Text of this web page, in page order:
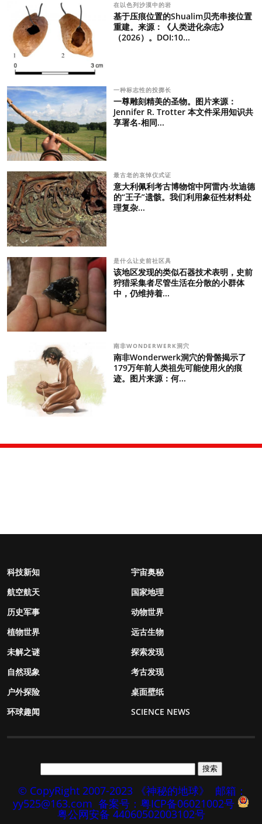
在以色列沙漠中的岩
基于压痕位置的Shualim贝壳串接位置
重建。来源：《人类进化杂志》
（2026）。DOI:10...
一种标志性的投掷长
一尊雕刻精美的圣物。图片来源：
Jennifer R. Trotter 本文件采用知识共
享署名-相同...
最古老的哀悼仪式证
意大利佩利考古博物馆中阿雷内·坎迪德
的“王子”遗骸。我们利用象征性材料处
理复杂...
是什么让史前社区具
该地区发现的类似石器技术表明，史前
狩猎采集者尽管生活在分散的小群体
中，仍维持着...
南非WONDERWERK洞穴
南非Wonderwerk洞穴的骨骼揭示了
179万年前人类祖先可能使用火的痕
迹。图片来源：何...
科技新知
宇宙奥秘
航空航天
国家地理
历史军事
动物世界
植物世界
远古生物
未解之谜
探索发现
自然现象
考古发现
户外探险
桌面壁纸
环球趣闻
SCIENCE NEWS
© CopyRight 2007-2023 《神秘的地球》
邮箱：
yy525@163.com 备案号：粤ICP备06021002号
粤公网安备 44060502003102号